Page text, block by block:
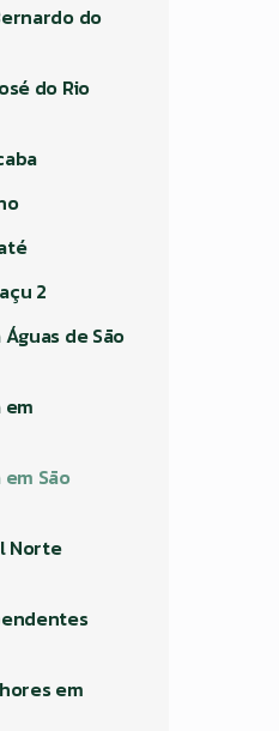
do
do Rio
2
de São
em
São
Norte
em